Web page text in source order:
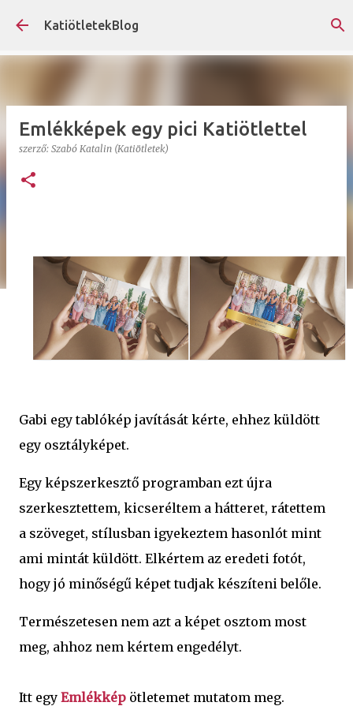
Ugrás a fő tartalomra
KatiötletekBlog
Emlékképek egy pici Katiötlettel
szerző: Szabó Katalin (Katiötletek)
Gabi egy tablókép javítását kérte, ehhez küldött
egy osztályképet.
Egy képszerkesztő programban ezt újra
szerkesztettem, kicseréltem a hátteret, rátettem
a szöveget, stílusban igyekeztem hasonlót mint
ami mintát küldött. Elkértem az eredeti fotót,
hogy jó minőségű képet tudjak készíteni belőle.
Természetesen nem azt a képet osztom most
meg, ahhoz nem kértem engedélyt.
Itt egy Emlékkép ötletemet mutatom meg.